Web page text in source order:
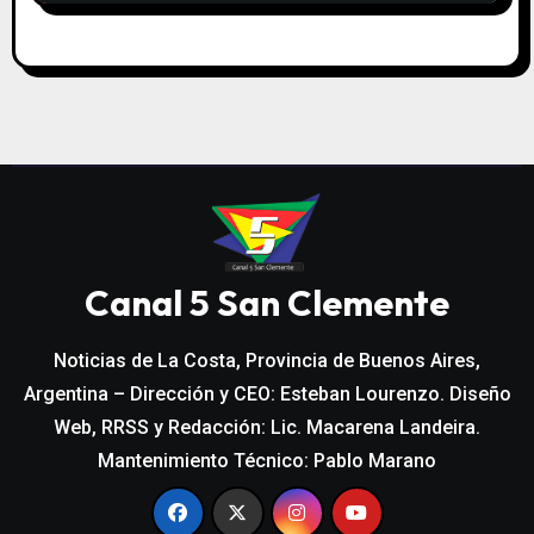
Canal 5 San Clemente
Noticias de La Costa, Provincia de Buenos Aires,
Argentina – Dirección y CEO: Esteban Lourenzo. Diseño
Web, RRSS y Redacción: Lic. Macarena Landeira.
Mantenimiento Técnico: Pablo Marano